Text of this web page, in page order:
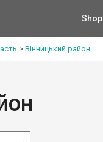
Shop
> Вінницький район